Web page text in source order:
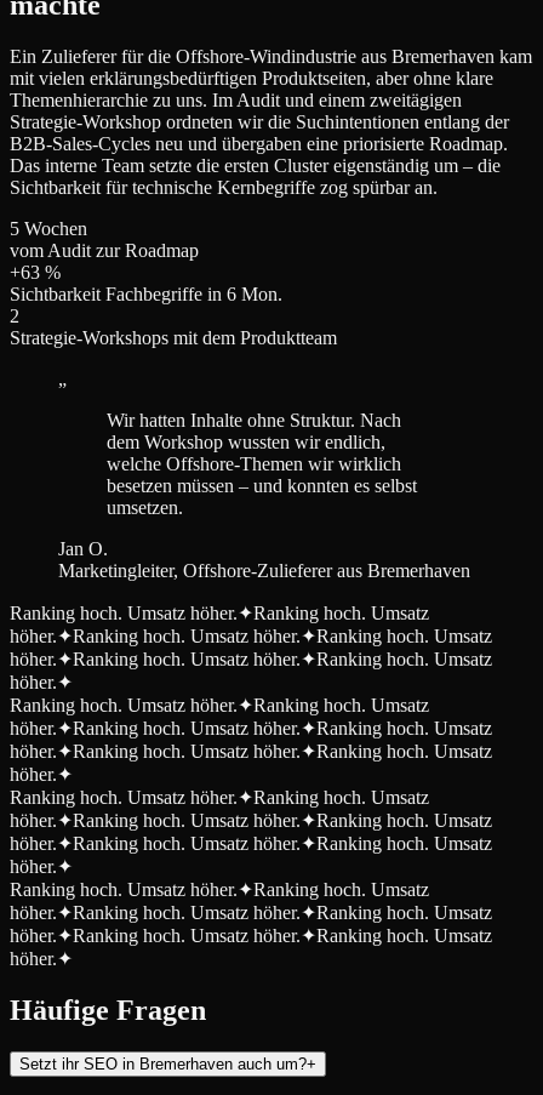
Ein Zulieferer für die Offshore-Windindustrie aus Bremerhaven kam
mit vielen erklärungsbedürftigen Produktseiten, aber ohne klare
Themenhierarchie zu uns. Im Audit und einem zweitägigen
Strategie-Workshop ordneten wir die Suchintentionen entlang der
B2B-Sales-Cycles neu und übergaben eine priorisierte Roadmap.
Das interne Team setzte die ersten Cluster eigenständig um – die
Sichtbarkeit für technische Kernbegriffe zog spürbar an.
5 Wochen
vom Audit zur Roadmap
+63 %
Sichtbarkeit Fachbegriffe in 6 Mon.
2
Strategie-Workshops mit dem Produktteam
„
Wir hatten Inhalte ohne Struktur. Nach
dem Workshop wussten wir endlich,
welche Offshore-Themen wir wirklich
besetzen müssen – und konnten es selbst
umsetzen.
Jan O.
Marketingleiter, Offshore-Zulieferer aus Bremerhaven
Ranking hoch. Umsatz höher.✦Ranking hoch. Umsatz
höher.✦Ranking hoch. Umsatz höher.✦Ranking hoch. Umsatz
höher.✦Ranking hoch. Umsatz höher.✦Ranking hoch. Umsatz
höher.✦
Ranking hoch. Umsatz höher.✦Ranking hoch. Umsatz
höher.✦Ranking hoch. Umsatz höher.✦Ranking hoch. Umsatz
höher.✦Ranking hoch. Umsatz höher.✦Ranking hoch. Umsatz
höher.✦
Ranking hoch. Umsatz höher.✦Ranking hoch. Umsatz
höher.✦Ranking hoch. Umsatz höher.✦Ranking hoch. Umsatz
höher.✦Ranking hoch. Umsatz höher.✦Ranking hoch. Umsatz
höher.✦
Ranking hoch. Umsatz höher.✦Ranking hoch. Umsatz
höher.✦Ranking hoch. Umsatz höher.✦Ranking hoch. Umsatz
höher.✦Ranking hoch. Umsatz höher.✦Ranking hoch. Umsatz
höher.✦
Häufige Fragen
Setzt ihr SEO in Bremerhaven auch um?+